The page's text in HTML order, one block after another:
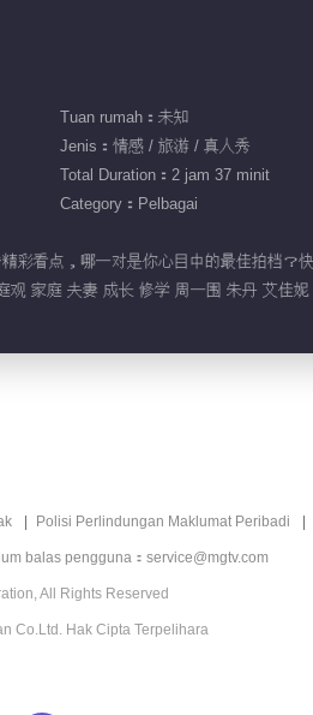
Tuan rumah：未知
Jenis：情感 / 旅游 / 真人秀
Total Duration：2 jam 37 minit
Category：Pelbagai
彩看点，哪一对是你心目中的最佳拍档？
观 家庭 夫妻 成长 修学 周一围 朱丹 艾佳妮
Polisi Perlindungan Maklumat Peribadi
balas pengguna：service@mgtv.com
All Rights Reserved
Co.Ltd. Hak Cipta Terpelihara